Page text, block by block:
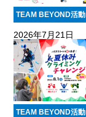
TEAM BEYOND活動
2026年7月21日
TEAM BEYOND活動